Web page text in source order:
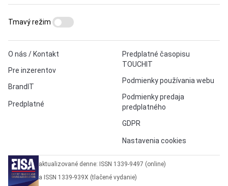
O nás / Kontakt
Pre inzerentov
BrandIT
Predplatné
Predplatné časopisu
TOUCHIT
Podmienky používania webu
Podmienky predaja
predplatného
GDPR
Nastavenia cookies
Tmavý režim
aktualizované denne: ISSN 1339-9497 (online)
a ISSN 1339-939X (tlačené vydanie)